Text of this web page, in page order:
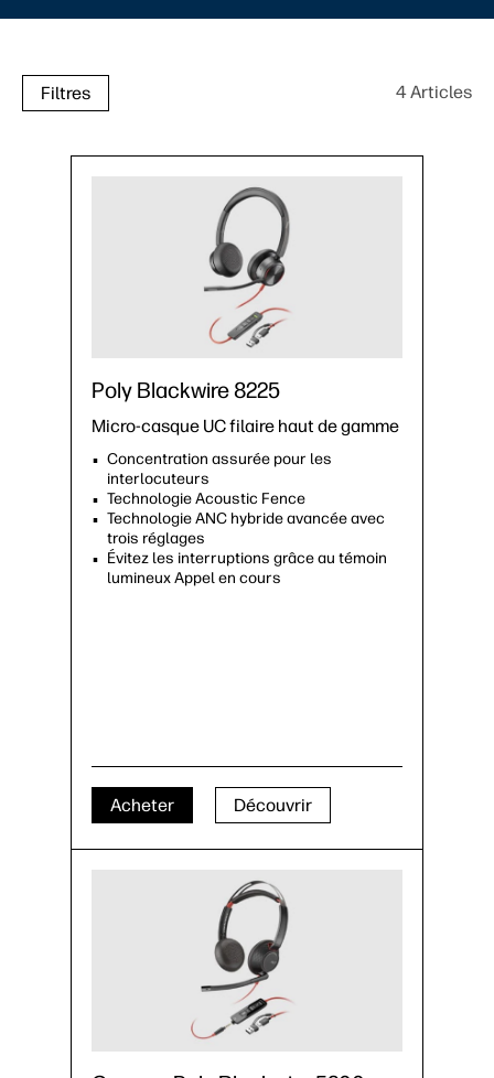
Filtres 4 Articles
Poly Blackwire 8225
Micro-casque UC filaire haut de gamme
Concentration assurée pour les
interlocuteurs
Technologie Acoustic Fence
Technologie ANC hybride avancée avec
trois réglages
Évitez les interruptions grâce au témoin
lumineux Appel en cours
Acheter Découvrir